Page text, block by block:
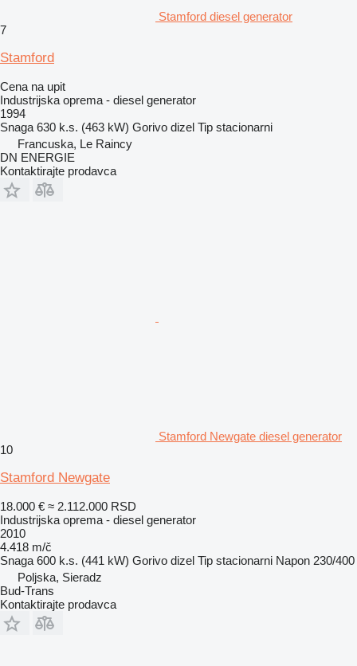
Stamford diesel generator
7
Stamford
Cena na upit
Industrijska oprema - diesel generator
1994
Snaga 630 k.s. (463 kW) Gorivo dizel Tip stacionarni
Francuska, Le Raincy
DN ENERGIE
Kontaktirajte prodavca
Stamford Newgate diesel generator
10
Stamford Newgate
18.000 € ≈ 2.112.000 RSD
Industrijska oprema - diesel generator
2010
4.418 m/č
Snaga 600 k.s. (441 kW) Gorivo dizel Tip stacionarni Napon 230/400
Poljska, Sieradz
Bud-Trans
Kontaktirajte prodavca